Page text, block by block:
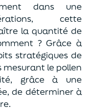
dans une
cette
la quantité de
? Grâce à
stratégiques de
mesurant le pollen
grâce à une
de déterminer à